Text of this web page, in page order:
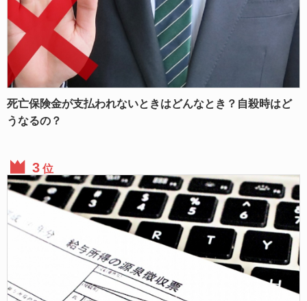
死亡保険金が支払われないときはどんなとき？自殺時はど
うなるの？
位